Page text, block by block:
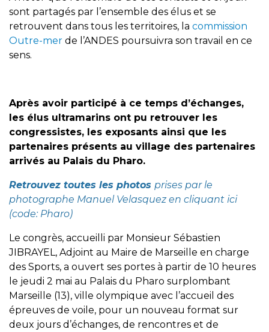
sont partagés par l’ensemble des élus et se
retrouvent dans tous les territoires, la commission
Outre-mer de l’ANDES poursuivra son travail en ce
sens.
Après avoir participé à ce temps d’échanges,
les élus ultramarins ont pu retrouver les
congressistes, les exposants ainsi que les
partenaires présents au village des partenaires
arrivés au Palais du Pharo.
Retrouvez toutes les photos prises par le
photographe Manuel Velasquezen cliquant ici
(code: Pharo)
Le congrès, accueilli par Monsieur Sébastien
JIBRAYEL, Adjoint au Maire de Marseille en charge
des Sports, a ouvert ses portes à partir de 10 heures
le jeudi 2 mai au Palais du Pharo surplombant
Marseille (13), ville olympique avec l’accueil des
épreuves de voile, pour un nouveau format sur
deux jours d’échanges, de rencontres et de